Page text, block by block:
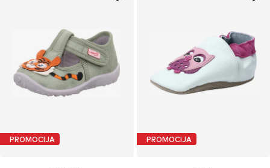
PROMOCIJA PROMOCIJA